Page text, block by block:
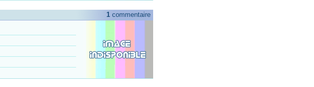
1 commentaire